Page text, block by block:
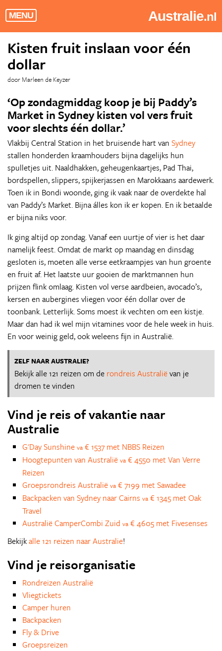
MENU Australie.nl
Kisten fruit inslaan voor één
dollar
door Marleen de Keyzer
‘Op zondagmiddag koop je bij Paddy’s
Market in Sydney kisten vol vers fruit
voor slechts één dollar.’
Vlakbij Central Station in het bruisende hart van Sydney
stallen honderden kraamhouders bijna dagelijks hun
spulletjes uit. Naaldhakken, geheugenkaartjes, Pad Thai,
bordspellen, slippers, spijkerjassen en Marokkaans aardewerk.
Toen ik in Bondi woonde, ging ik vaak naar de overdekte hal
van Paddy’s Market. Bijna álles kon ik er kopen. En ik betaalde
er bijna niks voor.
Ik ging altijd op zondag. Vanaf een uurtje of vier is het daar
namelijk feest. Omdat de markt op maandag en dinsdag
gesloten is, moeten alle verse eetkraampjes van hun groente
en fruit af. Het laatste uur gooien de marktmannen hun
prijzen flink omlaag. Kisten vol verse aardbeien, avocado’s,
kersen en aubergines vliegen voor één dollar over de
toonbank. Letterlijk. Soms moest ik vechten om een kistje.
Maar dan had ik wel mijn vitamines voor de hele week in huis.
En voor weinig geld, ook weleens fijn in Australië.
ZELF NAAR AUSTRALIE?
Bekijk alle 121 reizen om de rondreis Australiëvan je
dromen te vinden
Vind je reis of vakantie naar
Australie
G'Day Sunshine va € 1537 met NBBS Reizen
Hoogtepunten van Australië va € 4550 met Van Verre
Reizen
Groepsrondreis Australië va € 7199 met Sawadee
Backpacken van Sydney naar Cairns va € 1345 met Oak
Travel
Australië CamperCombi Zuid va € 4605 met Fivesenses
Bekijkalle 121 reizen naar Australie!
Vind je reisorganisatie
Rondreizen Australië
Vliegtickets
Camper huren
Backpacken
Fly & Drive
Groepsreizen